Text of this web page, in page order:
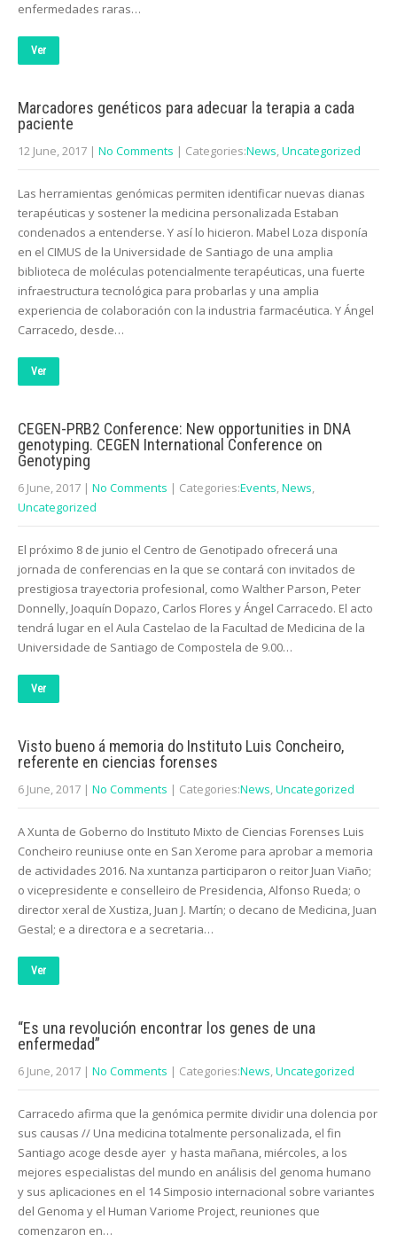
enfermedades raras…
Ver
Marcadores genéticos para adecuar la terapia a cada
paciente
12 June, 2017 | No Comments | Categories:News,Uncategorized
Las herramientas genómicas permiten identificar nuevas dianas
terapéuticas y sostener la medicina personalizada Estaban
condenados a entenderse. Y así lo hicieron. Mabel Loza disponía
en el CIMUS de la Universidade de Santiago de una amplia
biblioteca de moléculas potencialmente terapéuticas, una fuerte
infraestructura tecnológica para probarlas y una amplia
experiencia de colaboración con la industria farmacéutica. Y Ángel
Carracedo, desde…
Ver
CEGEN-PRB2 Conference: New opportunities in DNA
genotyping. CEGEN International Conference on
Genotyping
6 June, 2017 | No Comments | Categories:Events,News,
Uncategorized
El próximo 8 de junio el Centro de Genotipado ofrecerá una
jornada de conferencias en la que se contará con invitados de
prestigiosa trayectoria profesional, como Walther Parson, Peter
Donnelly, Joaquín Dopazo, Carlos Flores y Ángel Carracedo. El acto
tendrá lugar en el Aula Castelao de la Facultad de Medicina de la
Universidade de Santiago de Compostela de 9.00…
Ver
Visto bueno á memoria do Instituto Luis Concheiro,
referente en ciencias forenses
6 June, 2017 | No Comments | Categories:News,Uncategorized
A Xunta de Goberno do Instituto Mixto de Ciencias Forenses Luis
Concheiro reuniuse onte en San Xerome para aprobar a memoria
de actividades 2016. Na xuntanza participaron o reitor Juan Viaño;
o vicepresidente e conselleiro de Presidencia, Alfonso Rueda; o
director xeral de Xustiza, Juan J. Martín; o decano de Medicina, Juan
Gestal; e a directora e a secretaria…
Ver
“Es una revolución encontrar los genes de una
enfermedad”
6 June, 2017 | No Comments | Categories:News,Uncategorized
Carracedo afirma que la genómica permite dividir una dolencia por
sus causas // Una medicina totalmente personalizada, el fin
Santiago acoge desde ayer y hasta mañana, miércoles, a los
mejores especialistas del mundo en análisis del genoma humano
y sus aplicaciones en el 14 Simposio internacional sobre variantes
del Genoma y el Human Variome Project, reuniones que
comenzaron en…